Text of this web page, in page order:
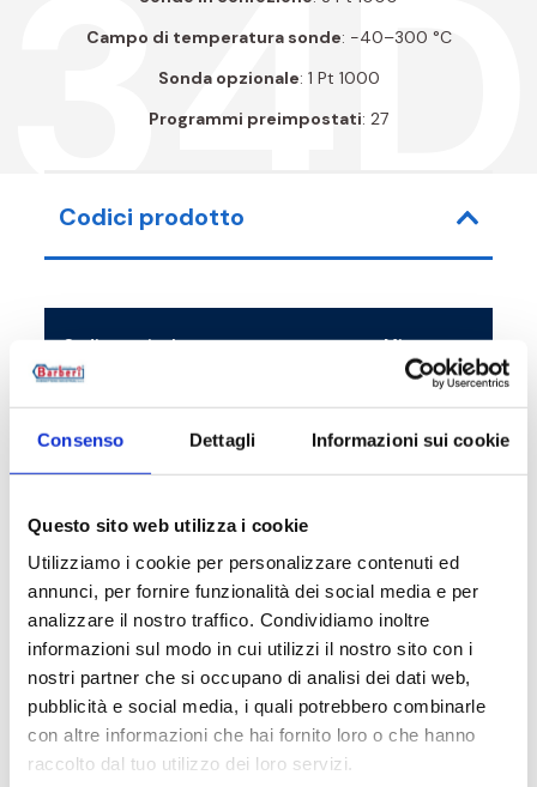
Consenso Dettagli Informazioni sui cookie
Questo sito web utilizza i cookie
Utilizziamo i cookie per personalizzare contenuti ed
annunci, per fornire funzionalità dei social media e per
analizzare il nostro traffico. Condividiamo inoltre
informazioni sul modo in cui utilizzi il nostro sito con i
nostri partner che si occupano di analisi dei dati web,
pubblicità e social media, i quali potrebbero combinarle
con altre informazioni che hai fornito loro o che hanno
raccolto dal tuo utilizzo dei loro servizi.
34D
Campo di temperatura sonde: -40–300 °C
Sonda opzionale: 1 Pt 1000
Programmi preimpostati: 27
Codici prodotto
Codice articolo Misura
34D000001 L-H-D 106-157-31
Descrizione
Documentazione
Prodotti alternativi